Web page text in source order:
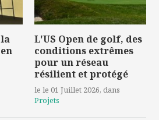
L'US Open de golf, des
conditions extrêmes
pour un réseau
résilient et protégé
le le 01 Juillet 2026, dans
Projets